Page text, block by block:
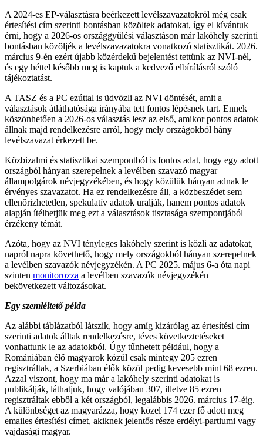
A 2024-es EP-választásra beérkezett levélszavazatokról még csak
értesítési cím szerinti bontásban közöltek adatokat, így el kívántuk
érni, hogy a 2026-os országgyűlési választáson már lakóhely szerinti
bontásban közöljék a levélszavazatokra vonatkozó statisztikát. 2026.
március 9-én ezért újabb közérdekű bejelentést tettünk az NVI-nél,
és egy héttel később meg is kaptuk a kedvező elbírálásról szóló
tájékoztatást.
A TASZ és a PC ezúttal is üdvözli az NVI döntését, amit a
választások átláthatósága irányába tett fontos lépésnek tart. Ennek
köszönhetően a 2026-os választás lesz az első, amikor pontos adatok
állnak majd rendelkezésre arról, hogy mely országokból hány
levélszavazat érkezett be.
Közbizalmi és statisztikai szempontból is fontos adat, hogy egy adott
országból hányan szerepelnek a levélben szavazó magyar
állampolgárok névjegyzékében, és hogy közülük hányan adnak le
érvényes szavazatot. Ha ez rendelkezésre áll, a közbeszédet sem
ellenőrizhetetlen, spekulatív adatok uralják, hanem pontos adatok
alapján ítélhetjük meg ezt a választások tisztasága szempontjából
érzékeny témát.
Azóta, hogy az NVI tényleges lakóhely szerint is közli az adatokat,
napról napra követhető, hogy mely országokból hányan szerepelnek
a levélben szavazók névjegyzékén. A PC 2025. május 6-a óta napi
szinten monitorozza a levélben szavazók névjegyzékén
bekövetkezett változásokat.
Egy szemléltető példa
Az alábbi táblázatból látszik, hogy amíg kizárólag az értesítési cím
szerinti adatok álltak rendelkezésre, téves következtetéseket
vonhattunk le az adatokból. Úgy tűnhetett például, hogy a
Romániában élő magyarok közül csak mintegy 205 ezren
regisztráltak, a Szerbiában élők közül pedig kevesebb mint 68 ezren.
Azzal viszont, hogy ma már a lakóhely szerinti adatokat is
publikálják, láthatjuk, hogy valójában 307, illetve 85 ezren
regisztráltak ebből a két országból, legalábbis 2026. március 17-éig.
A különbséget az magyarázza, hogy közel 174 ezer fő adott meg
emailes értesítési címet, akiknek jelentős része erdélyi-partiumi vagy
vajdasági magyar.